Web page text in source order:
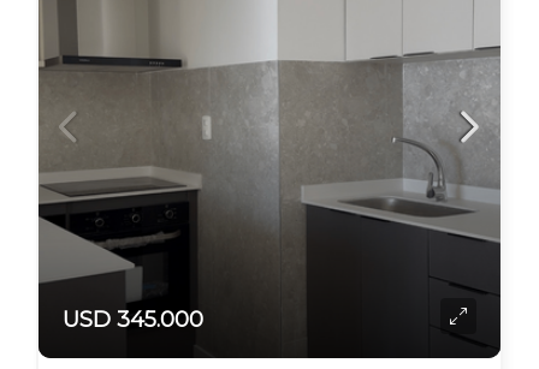
USD 345.000